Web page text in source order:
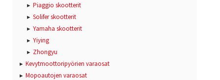
Piaggio skootterit
Solifer skootterit
Yamaha skootterit
Yiying
Zhongyu
Kevytmoottoripyörien varaosat
Mopoautojen varaosat